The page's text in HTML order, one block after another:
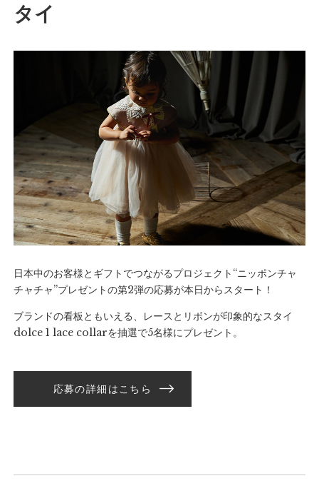
タイ
日本中のお客様とギフトでつながるプロジェクト“ニッポンチャ
チャチャ”プレゼントの第2弾の応募が本日からスタート！
ブランドの看板ともいえる、レースとリボンが印象的なスタイ
dolce 1 lace collarを抽選で5名様にプレゼント。
応募の詳細はこちら